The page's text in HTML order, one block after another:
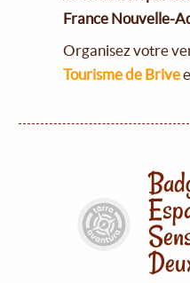
France Nouvelle-
Organisez votre
Tourisme de Brive